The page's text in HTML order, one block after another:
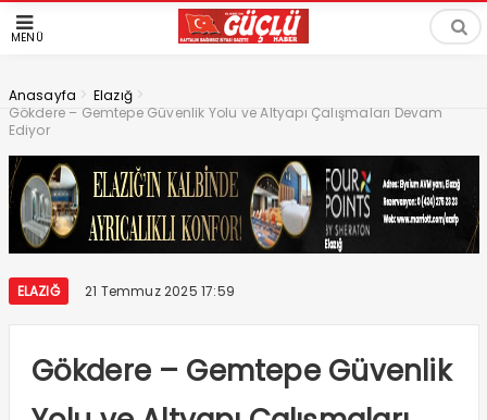
MENÜ
Anasayfa > Elazığ >
Gökdere – Gemtepe Güvenlik Yolu ve Altyapı Çalışmaları Devam
Ediyor
ELAZIĞ 21 Temmuz 2025 17:59
Gökdere – Gemtepe Güvenlik